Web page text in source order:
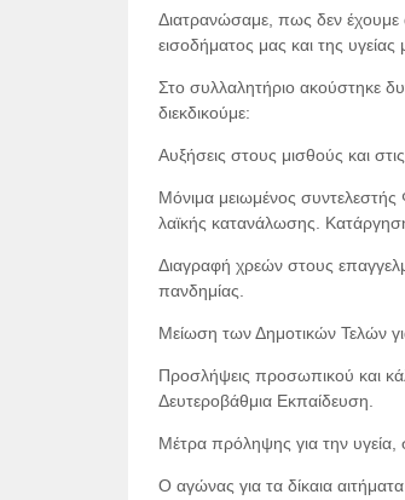
Διατρανώσαμε, πως δεν
εισοδήματος μας και της υγείας
Στο συλλαλητήριο ακούστηκε
διεκδικούμε:
Αυξήσεις στους μισθούς και στις
Μόνιμα μειωμένος
λαϊκής κατανάλωσης.
Διαγραφή χρεών στους
πανδημίας.
Μείωση των Δημοτικών Τελών
Προσλήψεις προσωπικού και
Δευτεροβάθμια Εκπαίδευση.
Μέτρα πρόληψης για την υγεία,
Ο αγώνας για τα δίκαια